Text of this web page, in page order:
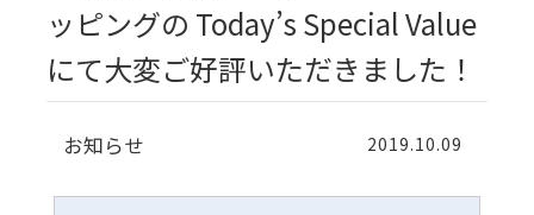
ッピングの Today’s Special Value
にて大変ご好評いただきました！
2019.10.09
お知らせ